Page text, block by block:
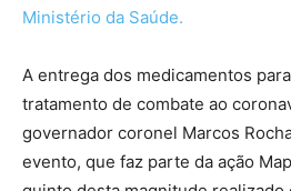
Ministério da Saúde.
A entrega dos medicamentos
tratamento de combate ao
governador coronel Marcos
evento, que faz parte da ação